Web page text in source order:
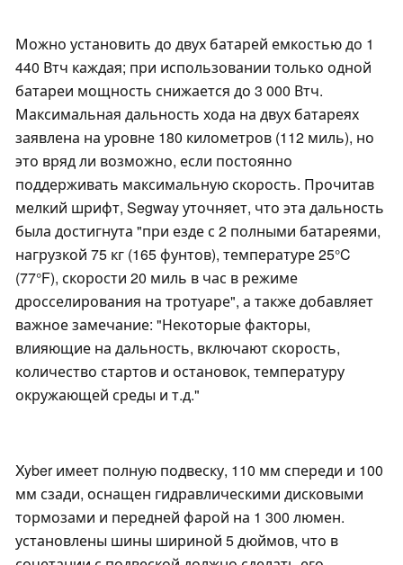
Можно установить до двух батарей емкостью до 1
440 Втч каждая; при использовании только одной
батареи мощность снижается до 3 000 Втч.
Максимальная дальность хода на двух батареях
заявлена на уровне 180 километров (112 миль), но
это вряд ли возможно, если постоянно
поддерживать максимальную скорость. Прочитав
мелкий шрифт, Segway уточняет, что эта дальность
была достигнута "при езде с 2 полными батареями,
нагрузкой 75 кг (165 фунтов), температуре 25°C
(77°F), скорости 20 миль в час в режиме
дросселирования на тротуаре", а также добавляет
важное замечание: "Некоторые факторы,
влияющие на дальность, включают скорость,
количество стартов и остановок, температуру
окружающей среды и т.д."
Xyber имеет полную подвеску, 110 мм спереди и 100
мм сзади, оснащен гидравлическими дисковыми
тормозами и передней фарой на 1 300 люмен.
установлены шины шириной 5 дюймов, что в